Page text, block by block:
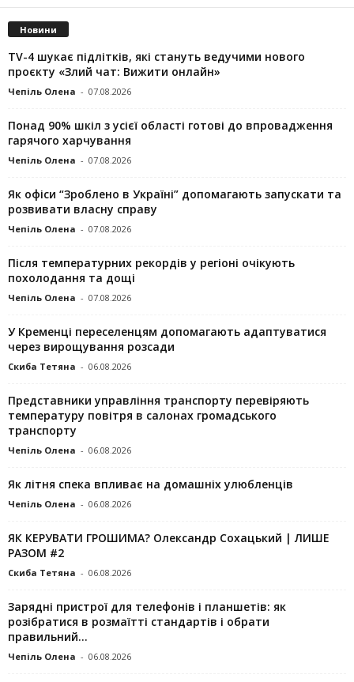
Новини
TV-4 шукає підлітків, які стануть ведучими нового
проєкту «Злий чат: Вижити онлайн»
Чепіль Олена - 07.08.2026
Понад 90% шкіл з усієї області готові до впровадження
гарячого харчування
Чепіль Олена - 07.08.2026
Як офіси “Зроблено в Україні” допомагають запускaти та
розвивати власну справу
Чепіль Олена - 07.08.2026
Після температурних рекордів у регіоні очікують
похолодання та дощі
Чепіль Олена - 07.08.2026
У Кременці переселенцям допомагають адаптуватися
через вирощування розсади
Скиба Тетяна - 06.08.2026
Представники управління транспорту перевіряють
температуру повітря в салонах громадського
транспорту
Чепіль Олена - 06.08.2026
Як літня спека впливає на домашніх улюбленців
Чепіль Олена - 06.08.2026
ЯК КЕРУВАТИ ГРОШИМА? Олександр Сохацький | ЛИШЕ
РАЗОМ #2
Скиба Тетяна - 06.08.2026
Зарядні пристрої для телефонів і планшетів: як
розібратися в розмаїтті стандартів і обрати
правильний...
Чепіль Олена - 06.08.2026